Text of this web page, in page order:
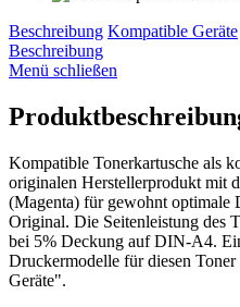
Beschreibung Kompatible Geräte
Beschreibung
Menü schließen
Kompatible Tonerkartusche als
originalen Herstellerprodukt mit
(Magenta) für gewohnt optimale
Original. Die Seitenleistung des
bei 5% Deckung auf DIN-A4.
Druckermodelle für diesen
Geräte".